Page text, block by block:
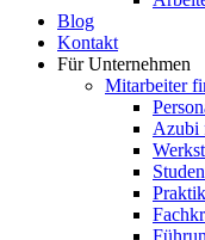
Blog
Kontakt
Für Unternehmen
Mitarbeiter
Azubi